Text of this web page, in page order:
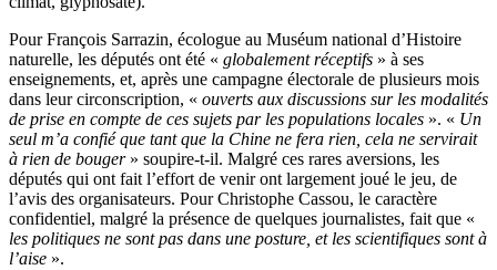
Pour François Sarrazin, écologue au Muséum national d’Histoire
naturelle, les députés ont été « globalement réceptifs » à ses
enseignements, et, après une campagne électorale de plusieurs mois
dans leur circonscription, « ouverts aux discussions sur les modalités
de prise en compte de ces sujets par les populations locales ». « Un
seul m’a confié que tant que la Chine ne fera rien, cela ne servirait
à rien de bouger» soupire-t-il. Malgré ces rares aversions, les
députés qui ont fait l’effort de venir ont largement joué le jeu, de
l’avis des organisateurs. Pour Christophe Cassou, le caractère
confidentiel, malgré la présence de quelques journalistes, fait que «
les politiques ne sont pas dans une posture, et les scientifiques sont à
l’aise ».